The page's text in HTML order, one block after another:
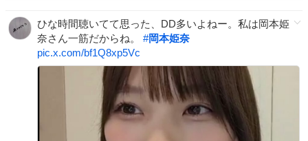
ひな時間聴いてて思った、DD多いよねー。私は岡本姫
奈さん一筋だからね。 #岡本姫奈
pic.x.com/bf1Q8xp5Vc